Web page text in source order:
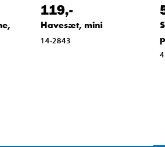
119,-
Havesæt, mini
14-2843